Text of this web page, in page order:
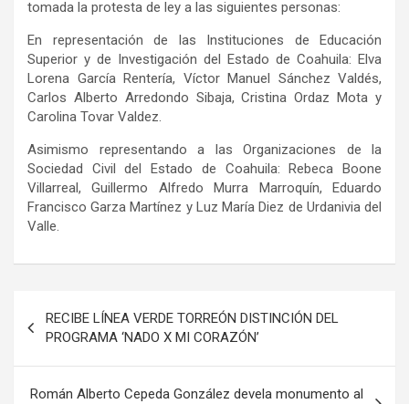
tomada la protesta de ley a las siguientes personas:
En representación de las Instituciones de Educación
Superior y de Investigación del Estado de Coahuila: Elva
Lorena García Rentería, Víctor Manuel Sánchez Valdés,
Carlos Alberto Arredondo Sibaja, Cristina Ordaz Mota y
Carolina Tovar Valdez.
Asimismo representando a las Organizaciones de la
Sociedad Civil del Estado de Coahuila: Rebeca Boone
Villarreal, Guillermo Alfredo Murra Marroquín, Eduardo
Francisco Garza Martínez y Luz María Diez de Urdanivia del
Valle.
Navegación
de
entradas
RECIBE LÍNEA VERDE TORREÓN DISTINCIÓN DEL
PROGRAMA ‘NADO X MI CORAZÓN’
Román Alberto Cepeda González devela monumento al